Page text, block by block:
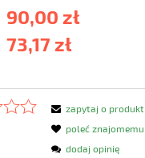
90,00 zł
73,17 zł
zapytaj o produkt
poleć znajomemu
dodaj opinię